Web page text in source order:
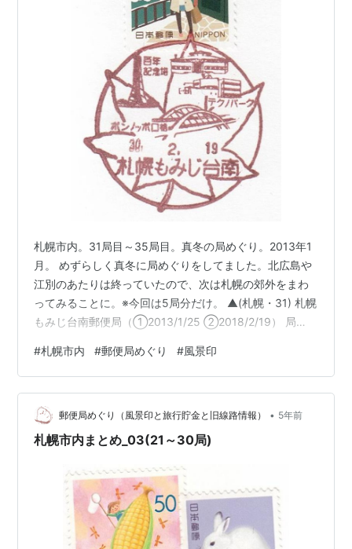
札幌市内。31局目～35局目。真冬の局めぐり。2013年1
月。 めずらしく真冬に局めぐりをしてました。北広島や
江別のあたりは終っていたので、次は札幌の郊外をまわ
ってみることに。※今回は5局分だけ。 ▲(札幌・31) 札幌
もみじ台南郵便局（①2013/1/25 ②2018/2/19） 局
ポンノッポロ橋、百年記念塔、テクノパーク もみじ台の
中心、バスの終点があるところ。新札幌駅から遠い場所
なので、住んでるのは年配の方が中心。ここはUR開発の
いわゆる団地ですが、札幌の郊外は冬の通勤事情があ
り、郊外の集合住宅は今は人気が無いみたいで高…
#札幌市内 #郵便局めぐり #風景印
郵便局めぐり（風景印と旅行貯金と旧線路情報） • 5年前
札幌市内まとめ_03(21～30局)